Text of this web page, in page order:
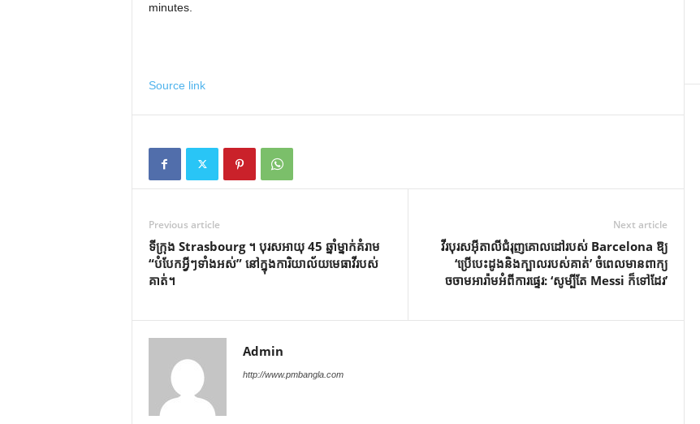
minutes.
Source link
Previous article
ទីក្រុង Strasbourg ។ បុរសអាយុ 45 ឆ្នាំម្នាក់គំរាម
“បំបែកអ្វីៗទាំងអស់” នៅក្នុងការិយាល័យមេធាវីរបស់
គាត់។
Next article
វីរបុរសអ៊ីតាលីជំរុញគោលដៅរបស់ Barcelona ឱ្យ
‘ប្រើបេះដូងនិងក្បាលរបស់គាត់’ ចំពេលមានពាក្យ
ចចាមអារ៉ាមអំពីការផ្ទេរ: ‘សូម្បីតែ Messi ក៏ទៅដែរ’
Admin
http://www.pmbangla.com